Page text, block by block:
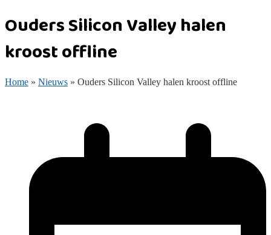
Ouders Silicon Valley halen
kroost offline
Home » Nieuws » Ouders Silicon Valley halen kroost offline